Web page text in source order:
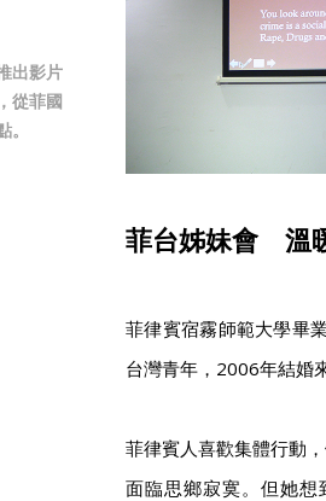
出影片
從菲國
菲台姊妹會 溫
菲律賓宿霧師範大學畢
台灣青年，2006年結婚
菲律賓人喜歡集體行動
面臨思鄉寂寞。但她